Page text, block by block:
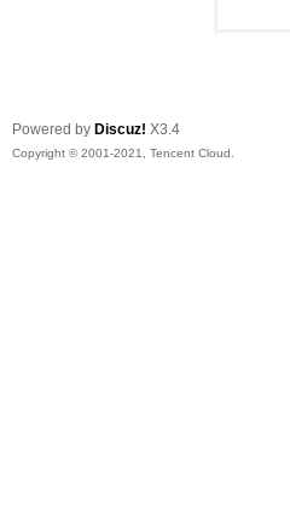
Powered by Discuz! X3.4
Copyright © 2001-2021, Tencent Cloud.